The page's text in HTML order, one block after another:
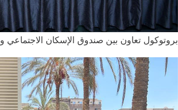
بروتوكول تعاون بين صندوق الإسكان الاجتماعي وaiBANK